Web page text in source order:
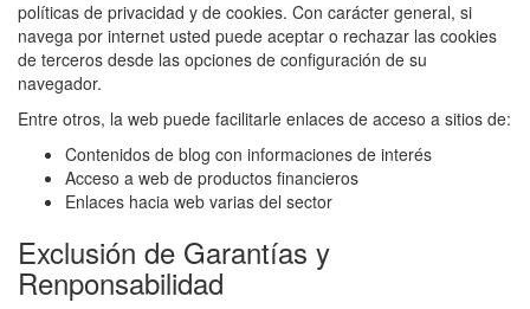
políticas de privacidad y de cookies. Con carácter general, si
navega por internet usted puede aceptar o rechazar las cookies
de terceros desde las opciones de configuración de su
navegador.
Entre otros, la web puede facilitarle enlaces de acceso a sitios de:
Contenidos de blog con informaciones de interés
Acceso a web de productos financieros
Enlaces hacia web varias del sector
Exclusión de Garantías y
Renponsabilidad